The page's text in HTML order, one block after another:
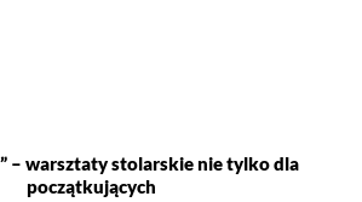
– warsztaty stolarskie nie tylko dla
początkujących